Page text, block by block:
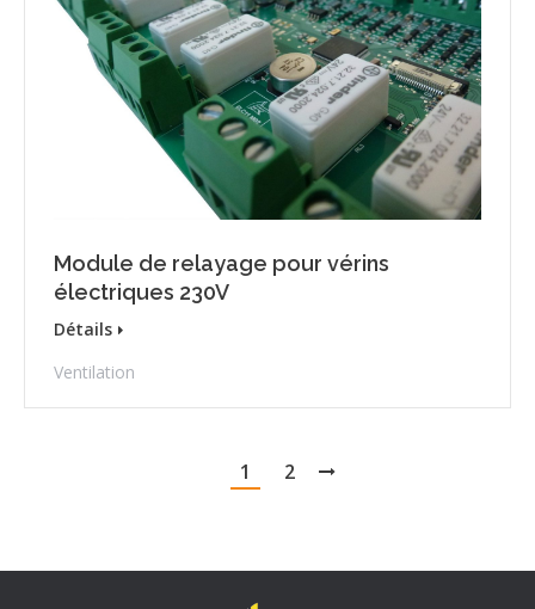
Module de relayage pour vérins
électriques 230V
Détails
Ventilation
1 2